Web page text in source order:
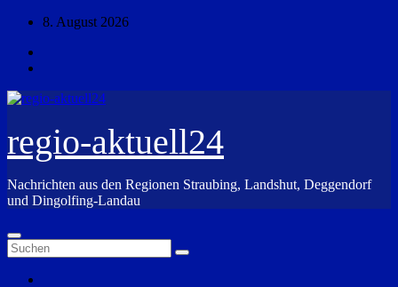
Zum
springen
8. August 2026
regio-aktuell24
Nachrichten aus den Regionen Straubing, Landshut, Deggendorf
und Dingolfing-Landau